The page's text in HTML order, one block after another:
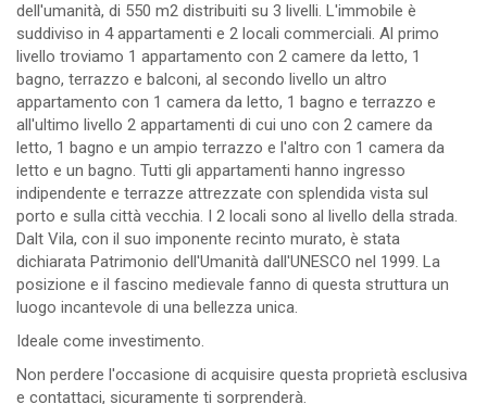
dell'umanità, di 550 m2 distribuiti su 3 livelli. L'immobile è
suddiviso in 4 appartamenti e 2 locali commerciali. Al primo
livello troviamo 1 appartamento con 2 camere da letto, 1
bagno, terrazzo e balconi, al secondo livello un altro
appartamento con 1 camera da letto, 1 bagno e terrazzo e
all'ultimo livello 2 appartamenti di cui uno con 2 camere da
letto, 1 bagno e un ampio terrazzo e l'altro con 1 camera da
letto e un bagno. Tutti gli appartamenti hanno ingresso
indipendente e terrazze attrezzate con splendida vista sul
porto e sulla città vecchia. I 2 locali sono al livello della strada.
Dalt Vila, con il suo imponente recinto murato, è stata
dichiarata Patrimonio dell'Umanità dall'UNESCO nel 1999. La
posizione e il fascino medievale fanno di questa struttura un
luogo incantevole di una bellezza unica.
Ideale come investimento.
Non perdere l'occasione di acquisire questa proprietà esclusiva
e contattaci, sicuramente ti sorprenderà.